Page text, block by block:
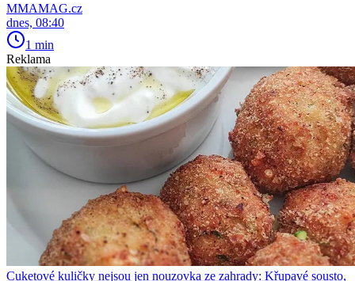
MMAMAG.cz
dnes, 08:40
1 min
Reklama
Cuketové kuličky nejsou jen nouzovka ze zahrady: Křupavé sousto,